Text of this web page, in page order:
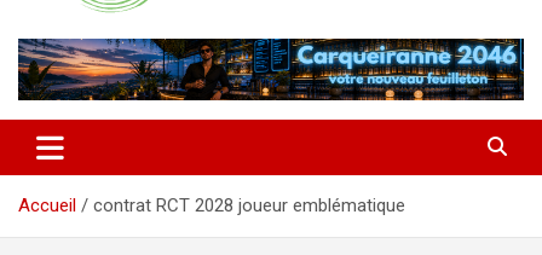
Presse 83
Accueil contrat RCT 2028 joueur emblématique